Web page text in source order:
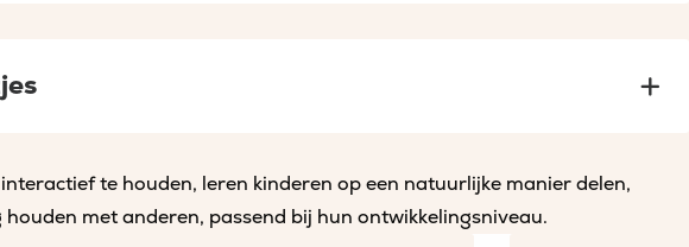
te houden, leren kinderen op een natuurlijke manier delen,
met anderen, passend bij hun ontwikkelingsniveau.